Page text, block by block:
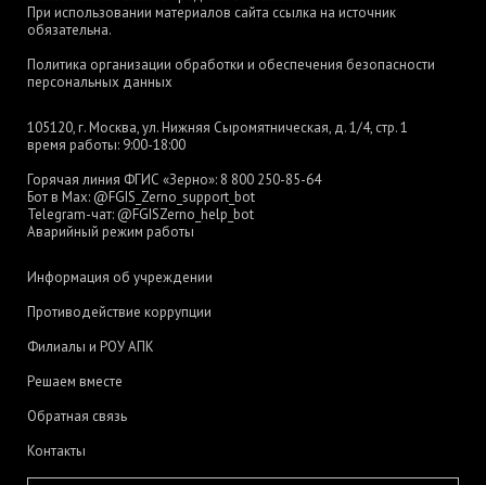
При использовании материалов сайта ссылка на источник
обязательна.
Политика организации обработки и обеспечения безопасности
персональных данных
105120, г. Москва, ул. Нижняя Сыромятническая, д. 1/4, стр. 1
время работы: 9:00-18:00
Горячая линия ФГИС «Зерно»: 8 800 250-85-64
Бот в Max: @FGIS_Zerno_support_bot
Telegram-чат: @FGISZerno_help_bot
Аварийный режим работы
Информация об учреждении
Противодействие коррупции
Филиалы и РОУ АПК
Решаем вместе
Обратная связь
Контакты